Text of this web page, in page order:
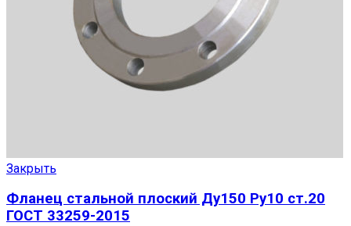
Закрыть
Фланец стальной плоский Ду150 Ру10 ст.20
ГОСТ 33259-2015